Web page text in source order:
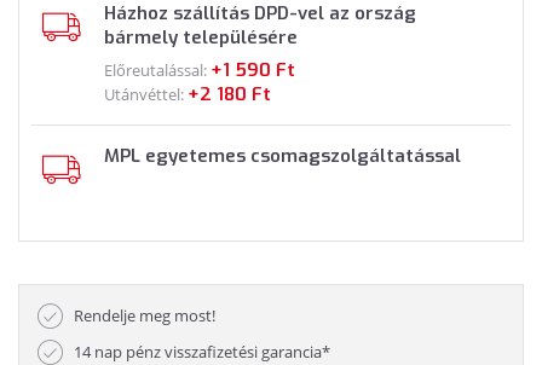
Házhoz szállítás DPD-vel az ország
bármely településére
Előreutalással: +1 590 Ft
Utánvéttel: +2 180 Ft
MPL egyetemes csomagszolgáltatással
Rendelje meg most!
14 nap pénz visszafizetési garancia*